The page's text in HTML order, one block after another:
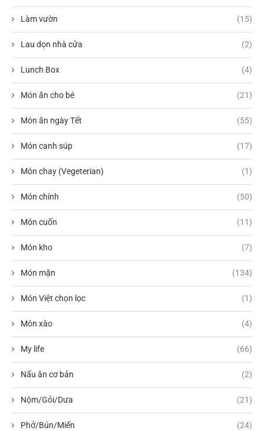
Làm vườn (15)
Lau dọn nhà cửa (2)
Lunch Box (4)
Món ăn cho bé (21)
Món ăn ngày Tết (55)
Món canh súp (17)
Món chay (Vegeterian) (1)
Món chính (50)
Món cuốn (11)
Món kho (7)
Món mặn (134)
Món Việt chọn lọc (1)
Món xào (4)
My life (66)
Nấu ăn cơ bản (2)
Nộm/Gỏi/Dưa (21)
Phở/Bún/Miến (24)